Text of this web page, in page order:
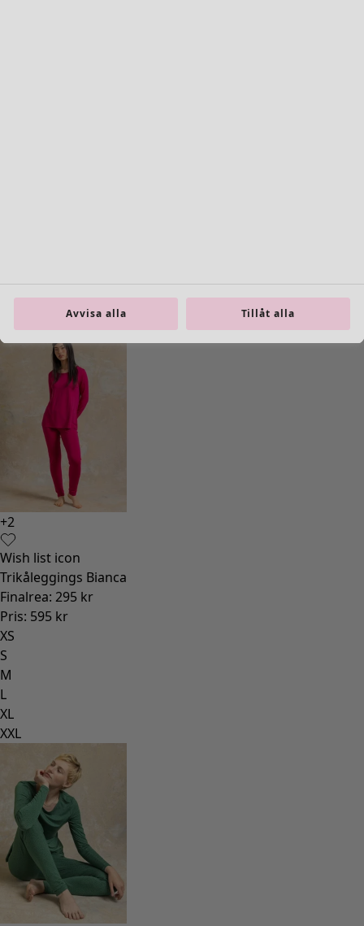
Inredning
Nyheter
All inredning
Gardiner
Kuddar & kuddfodral
Frotté
Böcker
Tidigare favoriter
Rum
Badrum
Vardagsrum
Kök & matplats
Shoppa stilen
Klassisk och allmoge inredning
Avvisa alla Tillåt alla